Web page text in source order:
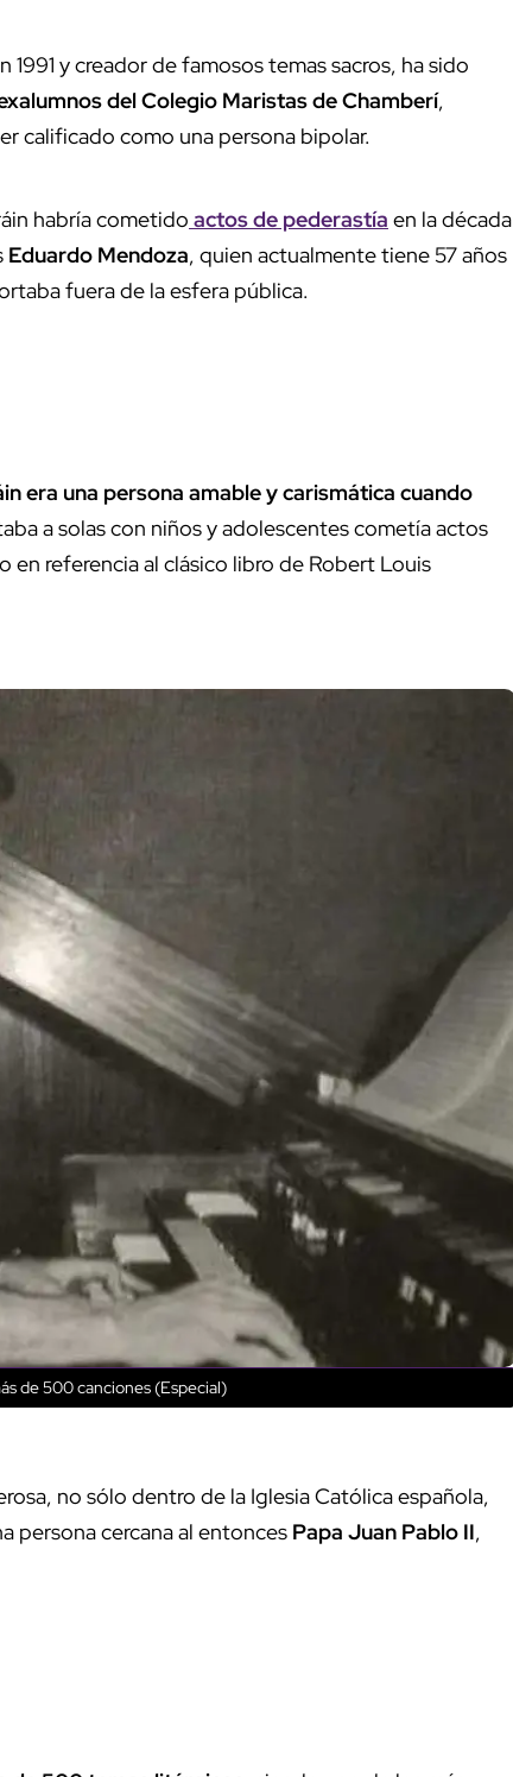
1991 y creador de famosos temas sacros, ha sido
del Colegio Maristas de Chamberí,
calificado como una persona bipolar.
habría cometido actos de pederastía en la década
Eduardo Mendoza, quien actualmente tiene 57 años
fuera de la esfera pública.
era una persona amable y carismática cuando
a solas con niños y adolescentes cometía actos
en referencia al clásico libro de Robert Louis
de 500 canciones (Especial)
no sólo dentro de la Iglesia Católica española,
persona cercana al entonces Papa Juan Pablo II,